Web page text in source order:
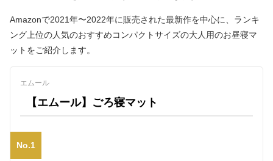
Amazonで2021年〜2022年に販売された最新作を中心に、ランキ
ング上位の人気のおすすめコンパクトサイズの大人用のお昼寝マ
ットをご紹介します。
エムール
【エムール】ごろ寝マット
No.1